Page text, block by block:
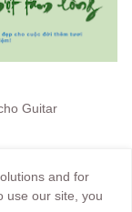
Guitar
and for
use our site, you